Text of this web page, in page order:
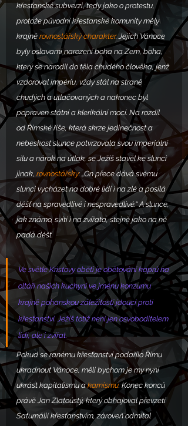
křesťanské subverzi, tedy jako o protestu,
protože původní křesťanské komunity měly
krajně rovnostářský charakter. Jejich Vánoce
byly oslavami narození boha na Zem, boha,
který se narodil do těla chudého člověka, jenž
vzdoroval impériu, vždy stál na straně
chudých a utlačovaných a nakonec byl
popraven státní a klerikální mocí. Na rozdíl
od Římské říše, která skrze jedinečnost a
nebeskost slunce potvrzovala svou imperiální
sílu a nárok na útlak, se Ježíš stavěl ke slunci
jinak, rovnostářsky: „On přece dává svému
slunci vycházet na dobré lidi i na zlé a posílá
déšť na spravedlivé i nespravedlivé.“ A slunce,
jak známo, svítí i na zvířata, stejně jako na ně
padá déšť.
Ve světle Kristovy oběti je obětování kaprů na
oltáři našich kuchyní ve jménu konzumu
krajně pohanskou záležitostí jdoucí proti
křesťanství. Ježíš totiž není jen osvoboditelem
lidí, ale i zvířat.
Pokud se ranému křesťanství podařilo Římu
ukradnout Vánoce, měli bychom je my nyní
ukrást kapitalismu a karnismu. Konec konců
právě Jan Zlatoústý, který obhajoval převzetí
Saturnálií křesťanstvím, zároveň odmítal